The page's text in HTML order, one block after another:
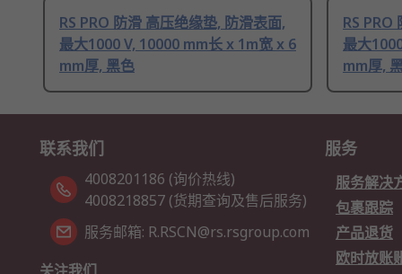
RS PRO 防滑 高压绝缘垫, 防滑表面,
最大1000 V, 10000 mm长 x 1m宽 x 6
mm厚, 黑色
RS PRO
最大
mm厚,
联系我们
4008201186 (询价热线)
4008218857 (货期查询及售后服务)
服务邮箱: R.RSCN@rs.rsgroup.com
服务
服务解决
包裹跟踪
产品退货
欧时放账